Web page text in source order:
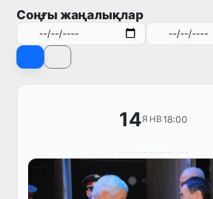
Елимиз дөретиўшилери өз кәсиби ҳәм мийнети менен мақтанады
Соңғы жаңалықлар
14ЯНВ18:00